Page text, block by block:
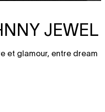
JEWEL
et glamour, entre dream